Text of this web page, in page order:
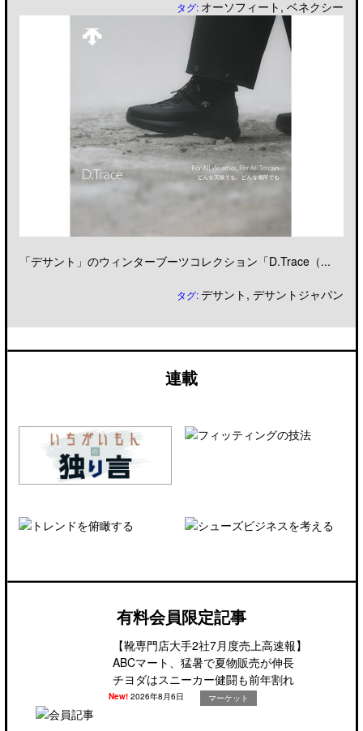
タグ: オーソフィート ,ベネクシー
「デサント」のウィンターブーツコレクション「D.Trace（...
タグ:デサント ,デサントジャパン
連載
有料会員限定記事
【靴専門店大手2社7月度売上高速報】
ABCマート、猛暑で夏物販売が伸長
チヨダはスニーカー健闘も前年割れ
New!2026年8月6日 マーケット